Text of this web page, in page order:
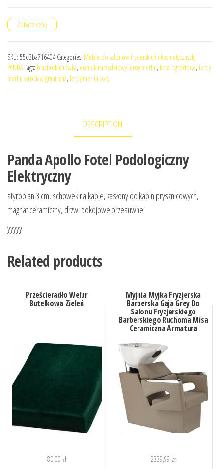
Zobacz cenę
SKU: 55d3ba716404 Categories: Meble do salonów fryzjerskich i kosmetycznych,
PANDATags: blachodachówka, domek narzędziowy leroy merlin, kora ogrodowa, leroy
merlin wrocław graniczna, leroy merlin żory
DESCRIPTION
Panda Apollo Fotel Podologiczny
Elektryczny
styropian 3 cm, schowek na kable, zasłony do kabin prysznicowych,
magnat ceramiczny, drzwi pokojowe przesuwne
yyyyy
Related products
Prześcieradło Welur
Butelkowa Zieleń
80,00 zł
Myjnia Myjka Fryzjerska
Barberska Gaja Grey Do
Salonu Fryzjerskiego
Barberskiego Ruchoma Misa
Ceramiczna Armatura
2339,99 zł